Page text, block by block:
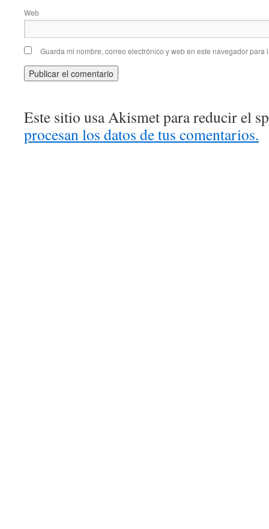
Web
Guarda mi nombre, correo electrónico y web en este navegador para
Este sitio usa Akismet para reducir el
procesan los datos de tus comentarios.